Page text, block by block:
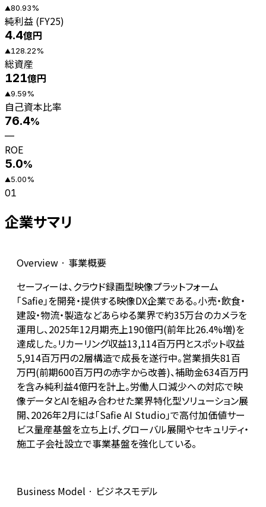
▲80.93%
純利益 (FY25)
4.4億円
▲128.22%
総資産
121億円
▲9.59%
自己資本比率
76.4%
—
ROE
5.0%
▲5.00%
01
企業サマリ
Overview · 事業概要
セーフィーは、クラウド録画型映像プラットフォーム
「Safie」を開発・提供する映像DX企業である。小売・飲食・
建設・物流・製造などあらゆる業界で約35万台のカメラを
運用し、2025年12月期売上190億円(前年比26.4%増)を
達成した。リカーリング収益13,114百万円とスポット収益
5,914百万円の2層構造で成長を遂行中。営業損失81百
万円(前期600百万円の赤字から改善)、補助金634百万円
を含み純利益4億円を計上。労働人口減少への対応で映
像データとAIを組み合わせた業界特化型ソリューション展
開、2026年2月には「Safie AI Studio」で高付加価値サー
ビス量産基盤を立ち上げ、グローバル展開やセキュリティ・
施工子会社設立で事業基盤を強化している。
Business Model · ビジネスモデル